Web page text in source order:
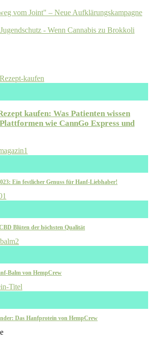
vom Joint" – Neue Aufklärungskampagne
- Wenn Cannabis zu Brokkoli
kaufen: Was Patienten wissen
wie CannGo Express und
Ein festlicher Genuss für Hanf-Liebhaber!
Blüten der höchsten Qualität
Balm von HempCrew
Das Hanfprotein von HempCrew